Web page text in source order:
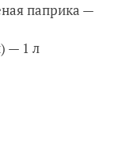
паприка —
— 1 л